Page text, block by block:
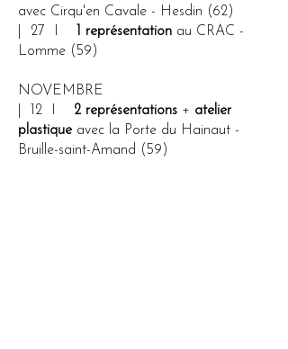
avec Cirqu'en Cavale - Hesdin (62)
| 27 I
1 représentation au CRAC -
Lomme (59)
NOVEMBRE
| 12 I 2 représentations + atelier
plastique avec la Porte du Hainaut -
Bruille-saint-Amand (59)